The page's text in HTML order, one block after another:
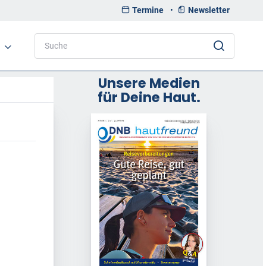
Termine • Newsletter
Unsere Medien
für Deine Haut.